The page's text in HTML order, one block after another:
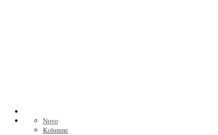
Novo
Kolumne